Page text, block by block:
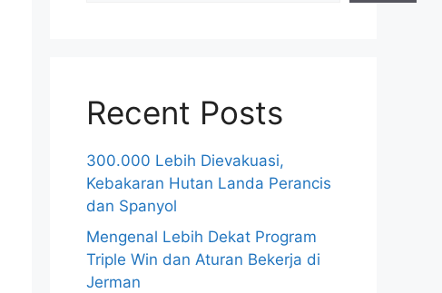
Recent Posts
300.000 Lebih Dievakuasi,
Kebakaran Hutan Landa Perancis
dan Spanyol
Mengenal Lebih Dekat Program
Triple Win dan Aturan Bekerja di
Jerman